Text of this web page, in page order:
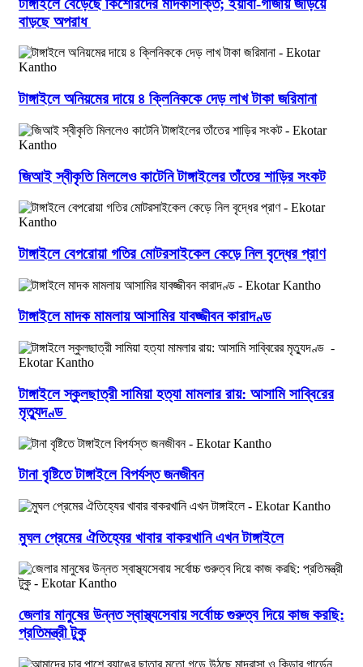
বাড়ছে অপরাধ
টাঙ্গাইলে অনিয়মের দায়ে ৪ ক্লিনিককে দেড় লাখ টাকা জরিমানা
জিআই স্বীকৃতি মিললেও কাটেনি টাঙ্গাইলের তাঁতের শাড়ির সংকট
টাঙ্গাইলে বেপরোয়া গতির মোটরসাইকেল কেড়ে নিল বৃদ্ধের প্রাণ
টাঙ্গাইলে মাদক মামলায় আসামির যাবজ্জীবন কারাদণ্ড
টাঙ্গাইলে স্কুলছাত্রী সামিয়া হত্যা মামলার রায়: আসামি সাব্বিরের
মৃত্যুদণ্ড
টানা বৃষ্টিতে টাঙ্গাইলে বিপর্যস্ত জনজীবন
মুঘল প্রেমের ঐতিহ্যের খাবার বাকরখানি এখন টাঙ্গাইলে
জেলার মানুষের উন্নত স্বাস্থ্যসেবায় সর্বোচ্চ গুরুত্ব দিয়ে কাজ করছি:
প্রতিমন্ত্রী টুকু